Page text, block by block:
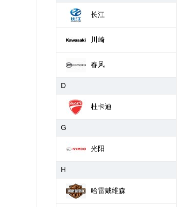
长江
川崎
春风
D
杜卡迪
G
光阳
H
哈雷戴维森